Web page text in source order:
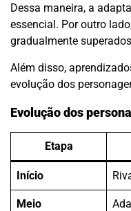
Dessa maneira, a
essencial. Por outro
gradualmente
Além disso,
evolução dos
Evolução dos
Etapa
Início
Meio